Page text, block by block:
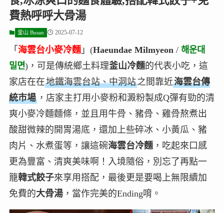
費熱呼呼大骨湯
釜山 Busan 2025-07-12
「 海雲台小麥冷麵」(Haeundae Milmyeon/ 해운대
밀면)，可是傳統鄉土料理釜山冷麵的代表小吃，這
家店在在地鐵海雲台站、中洞站之間靠近海雲台傳
統市場，店家主打用小麥粉和澱粉製成Q彈有勁的清
爽小麥冷麵麵條，並且用牛骨、豬骨、雞骨熬煮出
酸甜微辣的開胃湯底，還加上些碎冰、小黃瓜、豬
肉片、水煮蛋等，讓這碗海雲台冷麵，吃起來口感
更為豐富、清爽美味啊！入境隨俗，別忘了再點一
籠韓式餃子來享用搭配，最後更是要喝上無限續加
免費的大骨湯，當作完美的Ending唷。